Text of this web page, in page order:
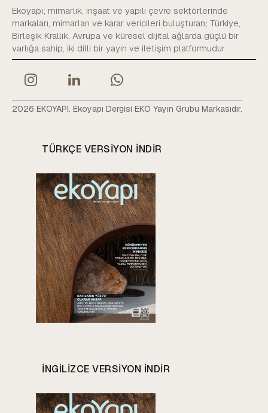
Ekoyapı; mimarlık, inşaat ve yapılı çevre sektörlerinde
markaları, mimarları ve karar vericileri buluşturan; Türkiye,
Birleşik Krallık, Avrupa ve küresel dijital ağlarda güçlü bir
varlığa sahip, iki dilli bir yayın ve iletişim platformudur.
2026 EKOYAPI. Ekoyapı Dergisi EKO Yayın Grubu Markasıdır.
TÜRKÇE VERSIYON INDIR
INGILIZCE VERSIYON INDIR